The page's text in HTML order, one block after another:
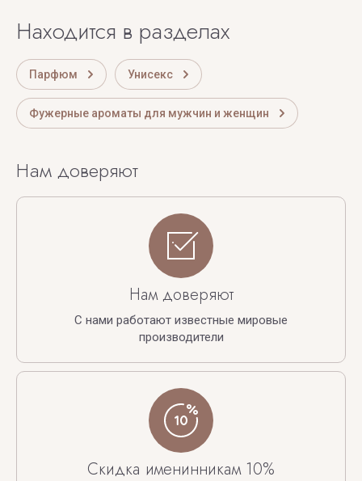
Находится в разделах
Парфюм Унисекс
Фужерные ароматы для мужчин и женщин
Нам доверяют
Нам доверяют
С нами работают известные мировые
производители
Скидка именинникам 10%